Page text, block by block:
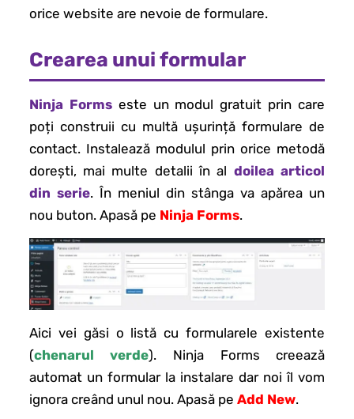
orice website are nevoie de formulare.
Crearea unui formular
Ninja Formseste un modul gratuit prin care
poți construii cu multă ușurință formulare de
contact. Instalează modulul prin orice metodă
dorești, mai multe detalii în al doilea articol
din serie. În meniul din stânga va apărea un
nou buton. Apasă pe Ninja Forms.
Aici vei găsi o listă cu formularele existente
(chenarul verde). Ninja Forms creează
automat un formular la instalare dar noi îl vom
ignora creând unul nou. Apasă pe Add New.